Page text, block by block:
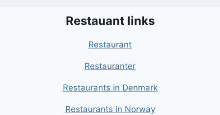
Restauant links
Restaurant
Restauranter
Restaurants in Denmark
Restaurants in Norway